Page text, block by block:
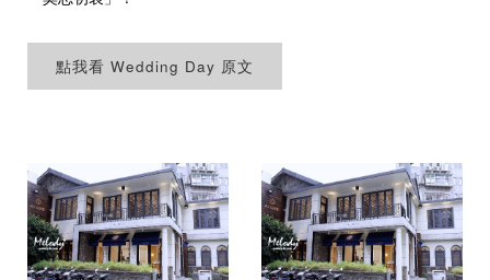
點我看 Wedding Day 原文